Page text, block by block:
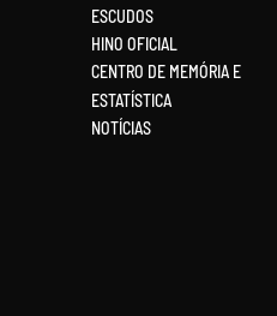
ESCUDOS
HINO OFICIAL
CENTRO DE MEMÓRIA E
ESTATÍSTICA
NOTÍCIAS